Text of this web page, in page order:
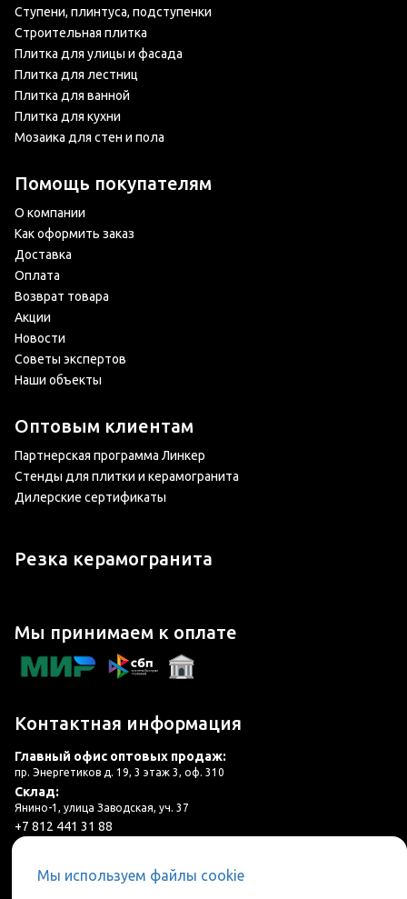
Ступени, плинтуса, подступенки
Строительная плитка
Плитка для улицы и фасада
Плитка для лестниц
Плитка для ванной
Плитка для кухни
Мозаика для стен и пола
Помощь покупателям
О компании
Как оформить заказ
Доставка
Оплата
Возврат товара
Акции
Новости
Советы экспертов
Наши объекты
Оптовым клиентам
Партнерская программа Линкер
Стенды для плитки и керамогранита
Дилерские сертификаты
Резка керамогранита
Мы принимаем к оплате
Контактная информация
Главный офис оптовых продаж:
пр. Энергетиков д. 19, 3 этаж 3, оф. 310
Склад:
Янино-1, улица Заводская, уч. 37
+7 812 441 31 88
plitka@lincer.ru
Мы используем файлы cookie